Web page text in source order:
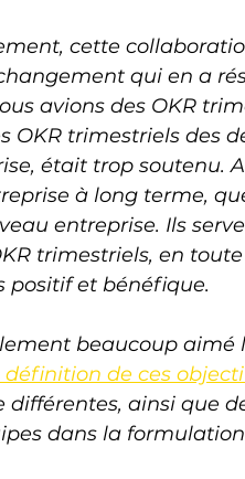
cette
qui en a
avions des OKR
OKR trimestriels des
était trop soutenu.
à long terme,
entreprise. Ils
trimestriels, en
positif et bénéfique.
beaucoup
de ces
différentes, ainsi que
dans la